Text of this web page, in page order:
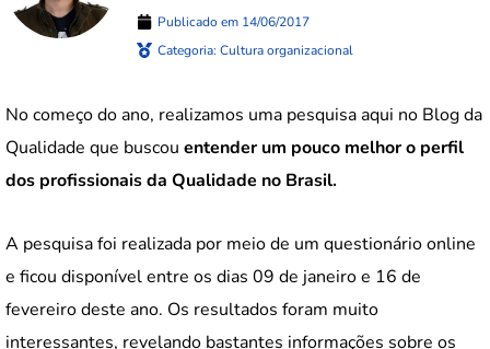
Publicado em 14/06/2017
Categoria: Cultura organizacional
No começo do ano, realizamos uma pesquisa aqui no Blog da
Qualidade que buscou entender um pouco melhor o perfil
dos profissionais da Qualidade no Brasil.
A pesquisa foi realizada por meio de um questionário online
e ficou disponível entre os dias 09 de janeiro e 16 de
fevereiro deste ano. Os resultados foram muito
interessantes, revelando bastantes informações sobre os